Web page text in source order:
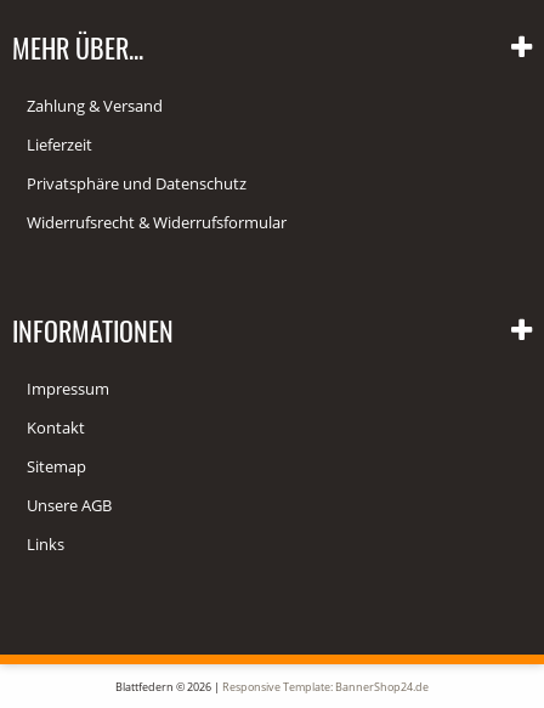
MEHR ÜBER...
Zahlung & Versand
Lieferzeit
Privatsphäre und Datenschutz
Widerrufsrecht & Widerrufsformular
INFORMATIONEN
Impressum
Kontakt
Sitemap
Unsere AGB
Links
Blattfedern © 2026 | Responsive Template: BannerShop24.de